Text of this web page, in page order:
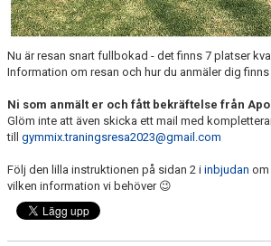
ANMÄLAN
Nu är resan snart fullbokad - det finns 7 platser
Information om resan och hur du anmäler dig finns
Ni som anmält er och fått bekräftelse från
Glöm inte att även skicka ett mail med
till gymmix.traningsresa2023@gmail.com
Följ den lilla instruktionen på sidan 2 i inbjudan om
vilken information vi behöver 😉